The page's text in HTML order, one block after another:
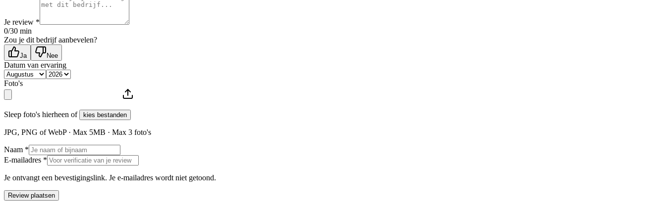
Je review *
0/30 min
Zou je dit bedrijf aanbevelen?
Ja Nee
Datum van ervaring
Foto's
Sleep foto's hierheen of kies bestanden
JPG, PNG of WebP · Max 5MB · Max 3 foto's
Naam *
E-mailadres *
Je ontvangt een bevestigingslink. Je e-mailadres wordt niet getoond.
Review plaatsen